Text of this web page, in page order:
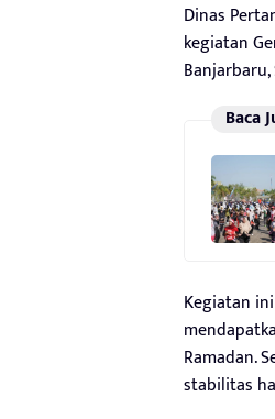
Dinas
kegiatan
Banjarbaru,
Baca
Kegiatan
Ramadan.
stabilitas